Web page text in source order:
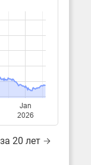
Jan
2026
20 лет